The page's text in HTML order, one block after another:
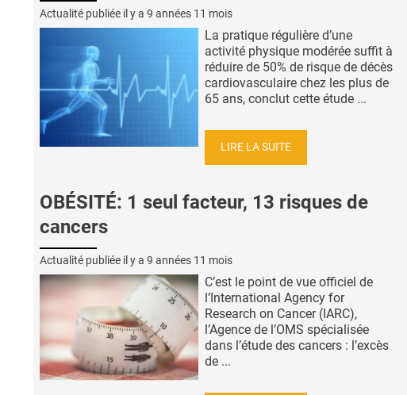
Actualité publiée il y a 9 années 11 mois
La pratique régulière d’une
activité physique modérée suffit à
réduire de 50% de risque de décès
cardiovasculaire chez les plus de
65 ans, conclut cette étude ...
LIRE LA SUITE
OBÉSITÉ: 1 seul facteur, 13 risques de
cancers
Actualité publiée il y a 9 années 11 mois
C’est le point de vue officiel de
l’International Agency for
Research on Cancer (IARC),
l’Agence de l’OMS spécialisée
dans l’étude des cancers : l’excès
de ...